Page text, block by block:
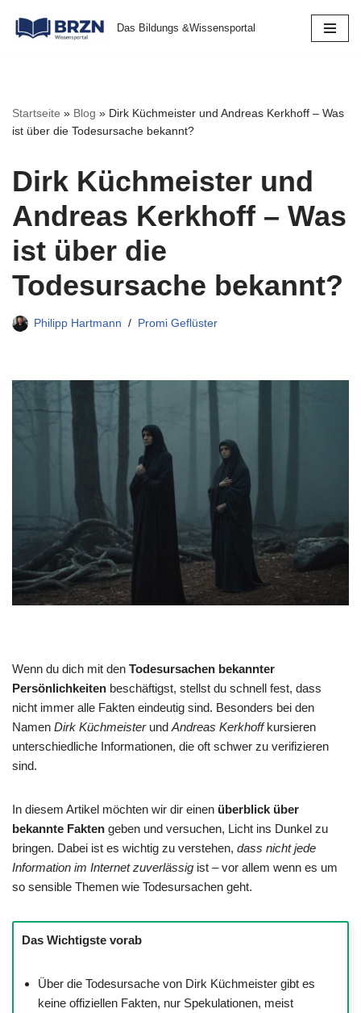
Zum
Das Bildungs &Wissensportal
Startseite » Blog » Dirk Küchmeister und Andreas Kerkhoff – Was
ist über die Todesursache bekannt?
Dirk Küchmeister und
Andreas Kerkhoff – Was
ist über die
Todesursache bekannt?
Philipp Hartmann Promi Geflüster
Wenn du dich mit den Todesursachen bekannter
Persönlichkeiten beschäftigst, stellst du schnell fest, dass
nicht immer alle Fakten eindeutig sind. Besonders bei den
Namen Dirk Küchmeisterund Andreas Kerkhoffkursieren
unterschiedliche Informationen, die oft schwer zu verifizieren
sind.
In diesem Artikel möchten wir dir einen überblick über
bekannte Fakten geben und versuchen, Licht ins Dunkel zu
bringen. Dabei ist es wichtig zu verstehen, dass nicht jede
Information im Internet zuverlässig ist – vor allem wenn es um
so sensible Themen wie Todesursachen geht.
Das Wichtigste vorab
Über die Todesursache von Dirk Küchmeister gibt es
keine offiziellen Fakten, nur Spekulationen, meist